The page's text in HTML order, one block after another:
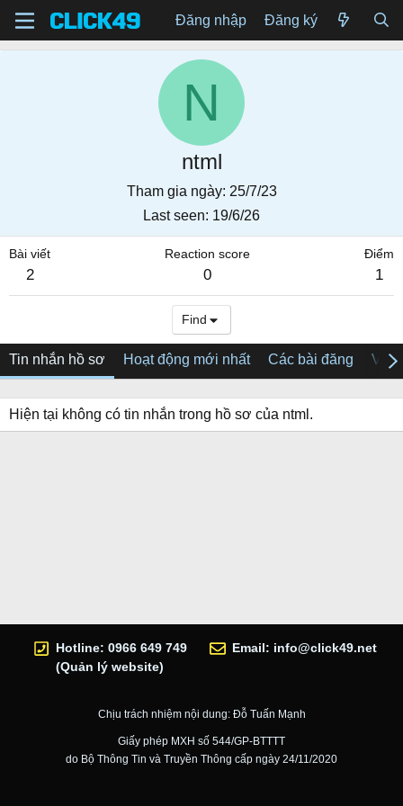
Đăng nhập Đăng ký
N
ntml
Tham gia ngày 25/7/23
Last seen 19/6/26
Bài viết
2
Reaction score
0
Điểm
1
Find
Tin nhắn hồ sơ Hoạt động mới nhất Các bài đăng Về
Hiện tại không có tin nhắn trong hồ sơ của ntml.
Hotline: 0966 649 749
(Quản lý website)
Email: info@click49.net
Chịu trách nhiệm nội dung: Đỗ Tuấn Mạnh
Giấy phép MXH số 544/GP-BTTTT
do Bộ Thông Tin và Truyền Thông cấp ngày 24/11/2020